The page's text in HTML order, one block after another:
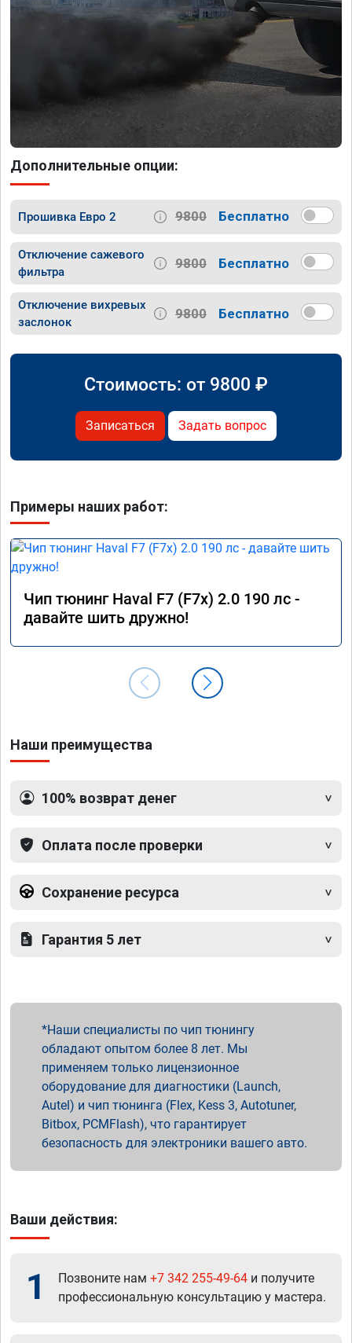
Дополнительные опции:
Прошивка Евро 2 9800 Бесплатно
Отключение сажевого
фильтра
9800 Бесплатно
Отключение вихревых
заслонок
9800 Бесплатно
Стоимость: от 9800 ₽
Записаться Задать вопрос
Примеры наших работ:
Чип тюнинг Haval F7 (F7x) 2.0 190 лс -
давайте шить дружно!
Наши преимущества
100% возврат денег
Оплата после проверки
Сохранение ресурса
Гарантия 5 лет
Наши специалисты по чип тюнингу
обладают опытом более 8 лет. Мы
применяем только лицензионное
оборудование для диагностики (Launch,
Autel) и чип тюнинга (Flex, Kess 3, Autotuner,
Bitbox, PCMFlash), что гарантирует
безопасность для электроники вашего авто.
Ваши действия:
1 Позвоните нам +7 342 255-49-64 и получите
профессиональную консультацию у мастера.